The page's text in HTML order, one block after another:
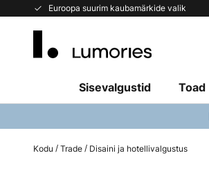
Euroopa suurim kaubamärkide valik
Skip
Sisevalgustid Toad
Kodu Trade Disaini ja hotellivalgustus